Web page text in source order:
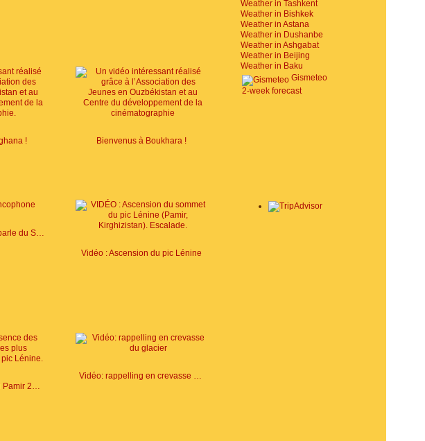
! Bienvenus à Boukhara !
Video: "TV5 Monde" parle du Samarcande
Vidéo : Ascension du pic Lénine
Video: Experience au Pamir 2016
Vidéo: rappelling en crevasse du glacier
Weather in Tashkent
Weather in Bishkek
Weather in Astana
Weather in Dushanbe
Weather in Ashgabat
Weather in Beijing
Weather in Baku
Gismeteo
2-week forecast